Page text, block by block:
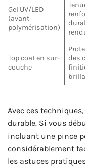
Gel UV/LED
(avant
polymérisation)
Top coat en sur-
couche
des
Avec ces
durable. Si vous
incluant une pince
considérablement
les astuces